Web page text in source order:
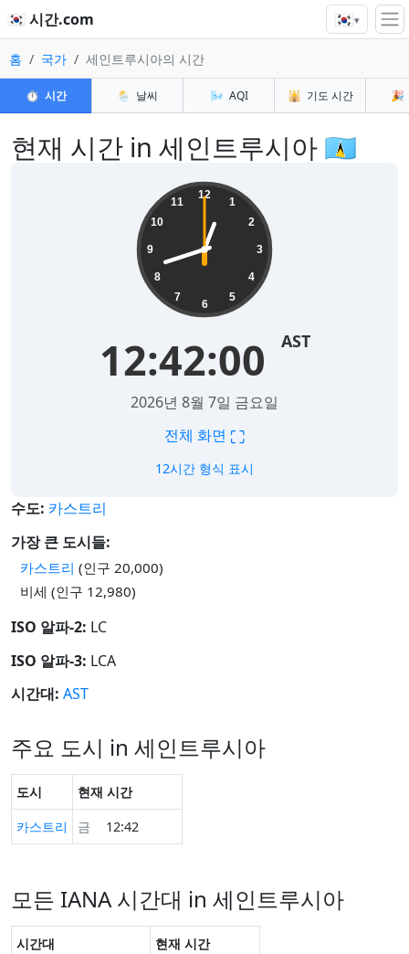
🇰🇷 시간.com 🇰🇷▾
홈 국가 세인트루시아의 시간
⏱️ 시간 🌦️ 날씨 🌬️ AQI 🕌 기도 시간 🎉
현재 시간 in 세인트루시아 🇱🇨
12
1
2
3
4
5
6
7
8
9
10
11
12:42:00 AST
2026년 8월 7일 금요일
전체 화면 ⛶
12시간 형식 표시
수도: 카스트리
가장 큰 도시들:
카스트리 (인구 20,000)
비세 (인구 12,980)
ISO 알파-2: LC
ISO 알파-3: LCA
시간대: AST
주요 도시 in 세인트루시아
도시
현재 시간
카스트리
금 12:42
모든 IANA 시간대 in 세인트루시아
시간대
현재 시간